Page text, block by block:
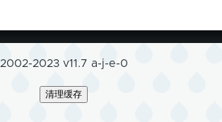
2002-2023 v11.7 a-j-e-0